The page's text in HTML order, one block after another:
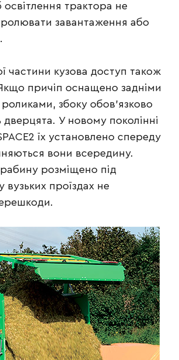
трактора не
завантаження або
частини кузова доступ також
причіп оснащено задніми
збоку обов’язково
У новому поколінні
їх установлено спереду
вони всередину.
розміщено під
проїздах не